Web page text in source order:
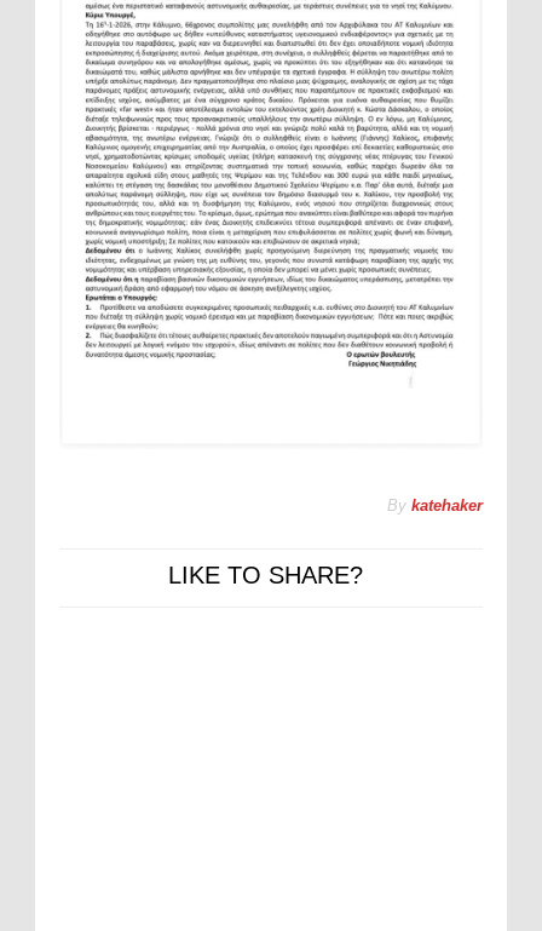
By katehaker
LIKE TO SHARE?